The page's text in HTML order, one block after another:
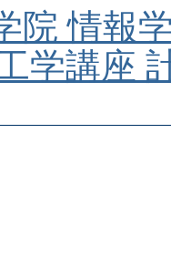
院 情報
学講座